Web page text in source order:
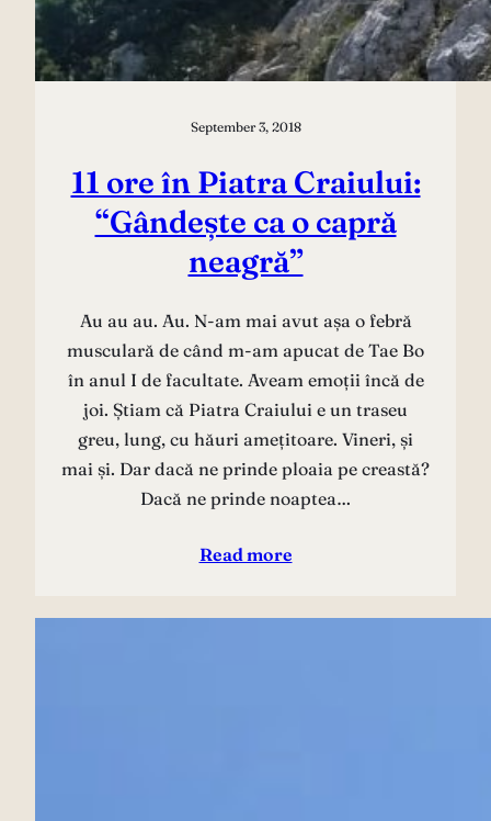
September 3, 2018
11 ore în Piatra Craiului:
“Gândește ca o capră
neagră”
Au au au. Au. N-am mai avut așa o febră
musculară de când m-am apucat de Tae Bo
în anul I de facultate. Aveam emoții încă de
joi. Știam că Piatra Craiului e un traseu
greu, lung, cu hăuri amețitoare. Vineri, și
mai și. Dar dacă ne prinde ploaia pe creastă?
Dacă ne prinde noaptea…
Read more